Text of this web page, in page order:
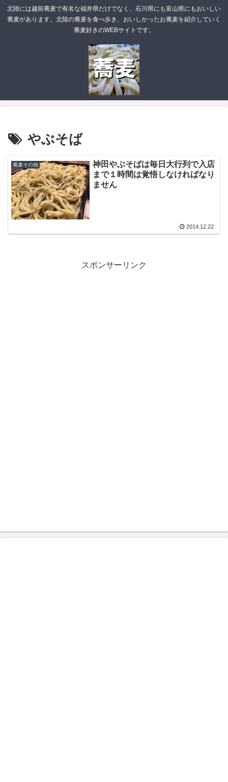
北陸には越前蕎麦で有名な福井県だけでなく、石川県にも富山県にもおいしい
蕎麦があります。北陸の蕎麦を食べ歩き、おいしかったお蕎麦を紹介していく
蕎麦好きのWEBサイトです。
やぶそば
蕎麦その他
神田やぶそばは毎日大行列で入店
まで１時間は覚悟しなければなり
ません
2014.12.22
スポンサーリンク